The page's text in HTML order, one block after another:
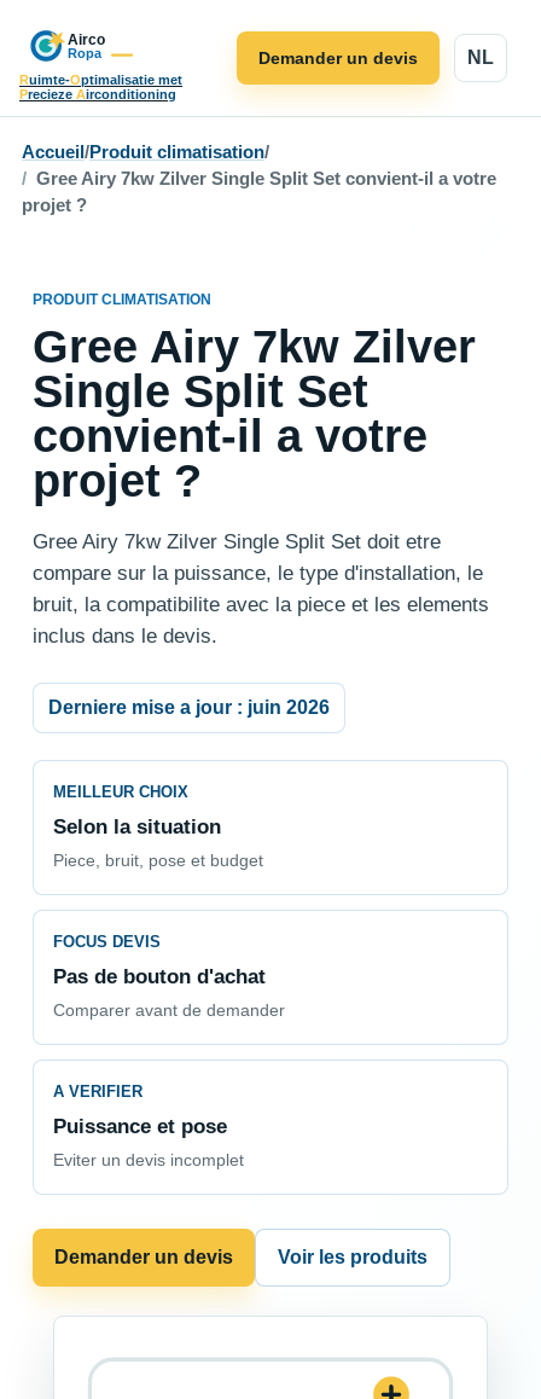
Ruimte-Optimalisatie met
Precieze Airconditioning
NL
Demander un devis
Accueil /Produit climatisation/
Gree Airy 7kw Zilver Single Split Set convient-il a votre
projet ?
PRODUIT CLIMATISATION
Gree Airy 7kw Zilver
Single Split Set
convient-il a votre
projet ?
Gree Airy 7kw Zilver Single Split Set doit etre
compare sur la puissance, le type d'installation, le
bruit, la compatibilite avec la piece et les elements
inclus dans le devis.
Derniere mise a jour : juin 2026
MEILLEUR CHOIX
Selon la situation
Piece, bruit, pose et budget
FOCUS DEVIS
Pas de bouton d'achat
Comparer avant de demander
A VERIFIER
Puissance et pose
Eviter un devis incomplet
Demander un devis Voir les produits